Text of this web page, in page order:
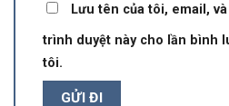
Lưu tên của tôi, email,
trình duyệt này cho lần bình
tôi.